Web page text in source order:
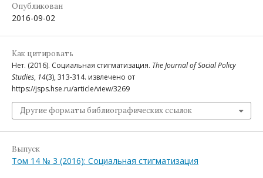
Опубликован
2016-09-02
Как цитировать
Нет. (2016). Социальная стигматизация. The Journal of Social Policy
Studies, 14(3), 313-314. извлечено от
https://jsps.hse.ru/article/view/3269
Другие форматы библиографических ссылок
Выпуск
Том 14 № 3 (2016): Социальная стигматизация